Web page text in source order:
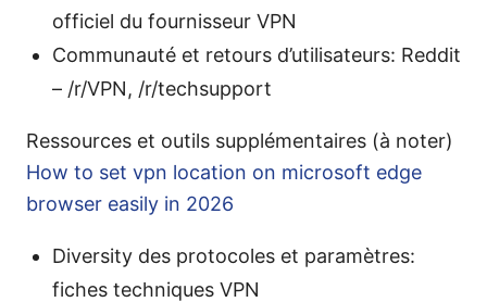
officiel du fournisseur VPN
Communauté et retours d’utilisateurs: Reddit
– /r/VPN, /r/techsupport
Ressources et outils supplémentaires (à noter)
How to set vpn location on microsoft edge
browser easily in 2026
Diversity des protocoles et paramètres:
fiches techniques VPN